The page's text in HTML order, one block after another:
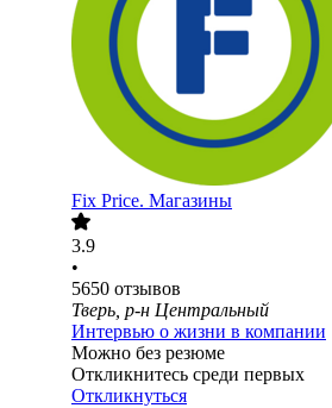
Fix Price. Магазины
3.9
•
5650 отзывов
Тверь, р-н Центральный
Интервью о жизни в компании
Можно без резюме
Откликнитесь среди первых
Откликнуться